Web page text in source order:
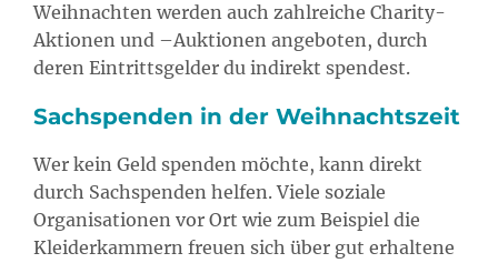
Weihnachten werden auch zahlreiche Charity-
Aktionen und –Auktionen angeboten, durch
deren Eintrittsgelder du indirekt spendest.
Sachspenden in der Weihnachtszeit
Wer kein Geld spenden möchte, kann direkt
durch Sachspenden helfen. Viele soziale
Organisationen vor Ort wie zum Beispiel die
Kleiderkammern freuen sich über gut erhaltene